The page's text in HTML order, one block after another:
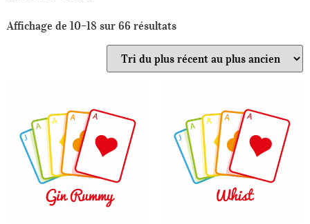
Affichage de 10–18 sur 66 résultats